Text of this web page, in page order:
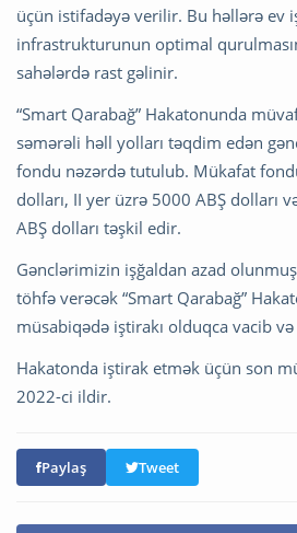
üçün istifadəyə verilir. Bu həllərə ev
infrastrukturunun optimal
sahələrdə rast gəlinir.
“Smart Qarabağ” Hakatonunda
səmərəli həll yolları təqdim edən
fondu nəzərdə tutulub. Mükafat
dolları, II yer üzrə 5000 ABŞ dolları
ABŞ dolları təşkil edir.
Gənclərimizin işğaldan azad
töhfə verəcək “Smart Qarabağ”
müsabiqədə iştirakı olduqca vacib
Hakatonda iştirak etmək üçün son
2022-ci ildir.
Paylaş Tweet